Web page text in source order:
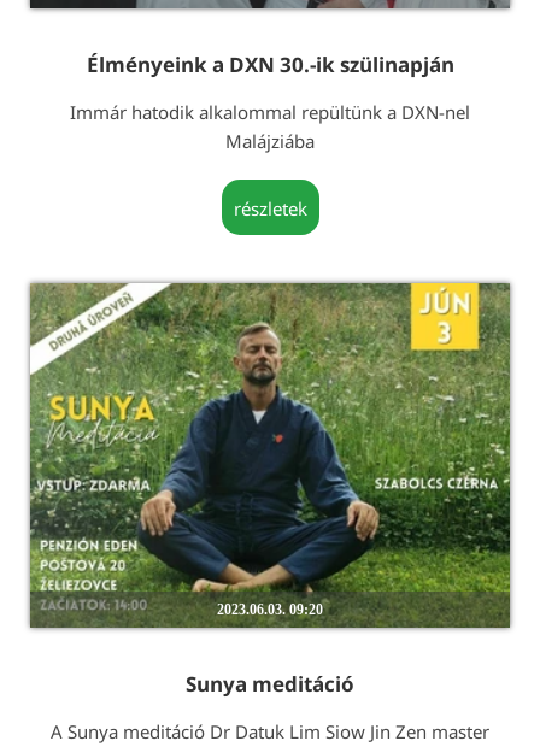
Élményeink a DXN 30.-ik szülinapján
Immár hatodik alkalommal repültünk a DXN-nel
Malájziába
részletek
2023.06.03. 09:20
Sunya meditáció
A Sunya meditáció Dr Datuk Lim Siow Jin Zen master